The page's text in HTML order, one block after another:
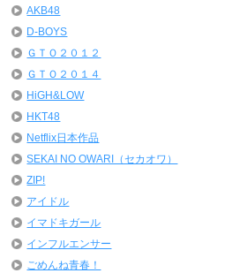
AKB48
D-BOYS
ＧＴＯ２０１２
ＧＴＯ２０１４
HiGH&LOW
HKT48
Netflix日本作品
SEKAI NO OWARI（セカオワ）
ZIP!
アイドル
イマドキガール
インフルエンサー
ごめんね青春！